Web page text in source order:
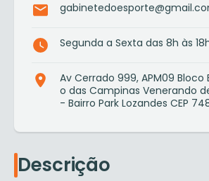
Segunda a Sexta das 8h às
Av Cerrado 999, APM09 Bloco
o das Campinas Venerando
- Bairro Park Lozandes CEP
Descrição